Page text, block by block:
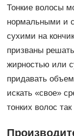
Тонкие волосы
нормальными и
сухими на
призваны
жирностью или
придавать
искать «свое»
тонких волос